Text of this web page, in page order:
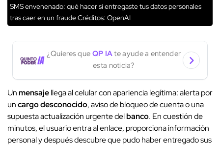
SMS envenenado: qué hacer si entregaste tus datos personales
tras caer en un fraudeCréditos: OpenAI
¿Quieres que QP IAte ayude a entender
esta noticia?
Unmensajellega al celular con apariencia legítima: alerta por
uncargo desconocido, aviso de bloqueo de cuenta o una
supuesta actualización urgente delbanco. En cuestión de
minutos, el usuario entra al enlace, proporciona información
personal y después descubre que pudo haber entregado sus